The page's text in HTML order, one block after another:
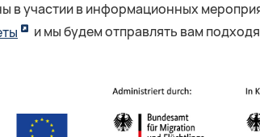
в участии в информационных
и мы будем отправлять вам